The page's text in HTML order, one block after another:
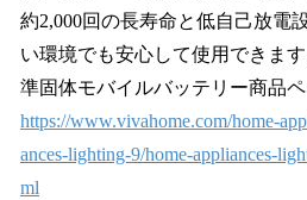
約2,000回の長寿命と低自己放電
い環境でも安心して使用できます
準固体モバイルバッテリー商品
https://www.vivahome.com/home-
ances-lighting-9/home-appliances-
ml